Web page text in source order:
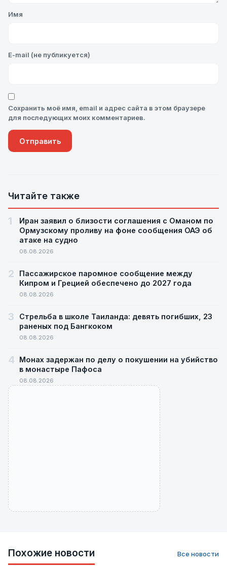
Имя
E-mail (не публикуется)
Сохранить моё имя, email и адрес сайта в этом браузере
для последующих моих комментариев.
Читайте также
1
Иран заявил о близости соглашения с Оманом по
Ормузскому проливу на фоне сообщения ОАЭ об
атаке на судно
08.08.2026
2
Пассажирское паромное сообщение между
Кипром и Грецией обеспечено до 2027 года
08.08.2026
3
Стрельба в школе Таиланда: девять погибших, 23
раненых под Бангкоком
08.08.2026
4
Монах задержан по делу о покушении на убийство
в монастыре Пафоса
08.08.2026
Похожие новости Все новости